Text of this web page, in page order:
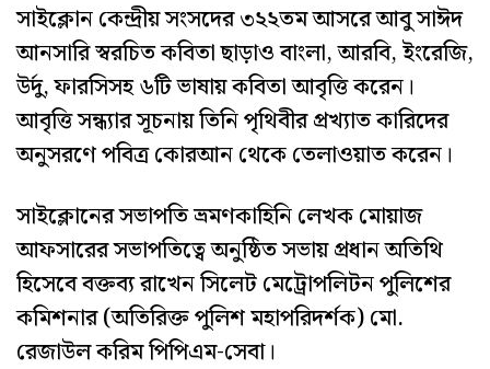
সাইক্লোন কেন্দ্রীয় সংসদের ৩২২তম আসরে আবু সাঈদ
আনসারি স্বরচিত কবিতা ছাড়াও বাংলা, আরবি, ইংরেজি,
উর্দু, ফারসিসহ ৬টি ভাষায় কবিতা আবৃত্তি করেন।
আবৃত্তি সন্ধ্যার সূচনায় তিনি পৃথিবীর প্রখ্যাত কারিদের
অনুসরণে পবিত্র কোরআন থেকে তেলাওয়াত করেন।
সাইক্লোনের সভাপতি ভ্রমণকাহিনি লেখক মোয়াজ
আফসারের সভাপতিত্বে অনুষ্ঠিত সভায় প্রধান অতিথি
হিসেবে বক্তব্য রাখেন সিলেট মেট্রোপলিটন পুলিশের
কমিশনার (অতিরিক্ত পুলিশ মহাপরিদর্শক) মো.
রেজাউল করিম পিপিএম-সেবা।